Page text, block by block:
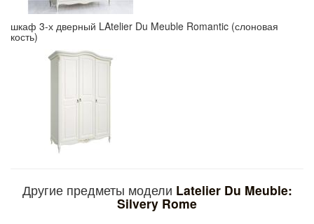
шкаф 3-х дверный LAtelier Du Meuble Romantic (слоновая
кость)
Другие предметы модели Latelier Du Meuble:
Silvery Rome